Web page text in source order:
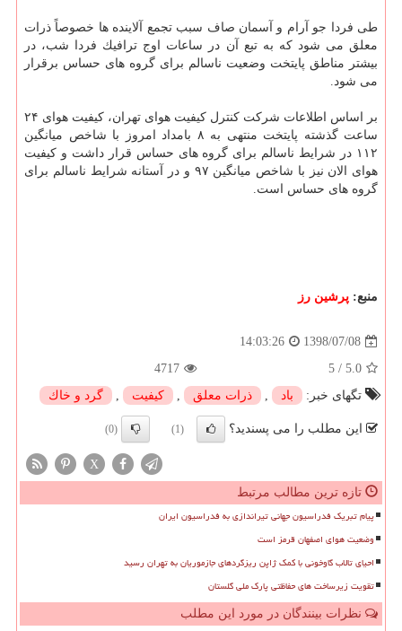
طی فردا جو آرام و آسمان صاف سبب تجمع آلاینده ها خصوصاً ذرات
معلق می شود كه به تبع آن در ساعات اوج ترافیك فردا شب، در
بیشتر مناطق پایتخت وضعیت ناسالم برای گروه های حساس برقرار
می شود.
بر اساس اطلاعات شركت كنترل كیفیت هوای تهران، كیفیت هوای ۲۴
ساعت گذشته پایتخت منتهی به ۸ بامداد امروز با شاخص میانگین
۱۱۲ در شرایط ناسالم برای گروه های حساس قرار داشت و كیفیت
هوای الان نیز با شاخص میانگین ۹۷ و در آستانه شرایط ناسالم برای
گروه های حساس است.
منبع: پرشین رز
1398/07/08
14:03:26
5.0
/
5
4717
تگهای خبر:
باد , ذرات معلق , كیفیت , گرد و خاك
این مطلب را می پسندید؟ (1)
(0)
X
تازه ترین مطالب مرتبط
پیام تبریک فدراسیون جهانی تیراندازی به فدراسیون ایران
وضعیت هوای اصفهان قرمز است
احیای تالاب گاوخونی با کمک ژاپن ریزگردهای جازموریان به تهران رسید
تقویت زیرساخت های حفاظتی پارک ملی گلستان
نظرات بینندگان در مورد این مطلب